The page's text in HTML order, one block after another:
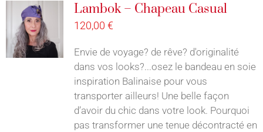
Lambok – Chapeau Casual
120,00 €
Envie de voyage? de rêve? d'originalité
dans vos looks?...osez le bandeau en soie
inspiration Balinaise pour vous
transporter ailleurs! Une belle façon
d’avoir du chic dans votre look. Pourquoi
pas transformer une tenue décontracté en